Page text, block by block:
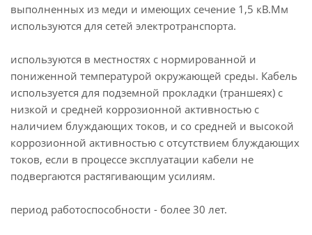
выполненных из меди и имеющих сечение 1,5 кВ.Мм
используются для сетей электротранспорта.
используются в местностях с нормированной и
пониженной температурой окружающей среды. Кабель
используется для подземной прокладки (траншеях) с
низкой и средней коррозионной активностью с
наличием блуждающих токов, и со средней и высокой
коррозионной активностью с отсутствием блуждающих
токов, если в процессе эксплуатации кабели не
подвергаются растягивающим усилиям.
период работоспособности - более 30 лет.